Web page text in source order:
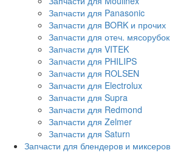
Запчасти для Panasonic
Запчасти для BORK и прочих
Запчасти для отеч. мясорубок
Запчасти для VITEK
Запчасти для PHILIPS
Запчасти для ROLSEN
Запчасти для Electrolux
Запчасти для Supra
Запчасти для Redmond
Запчасти для Zelmer
Запчасти для Saturn
Запчасти для блендеров и миксеров